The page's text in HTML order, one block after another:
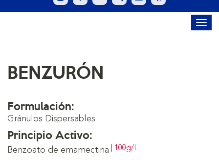
BENZURÓN
Formulación:
Gránulos Dispersables
Principio Activo:
Benzoato de emamectina | 100g/L